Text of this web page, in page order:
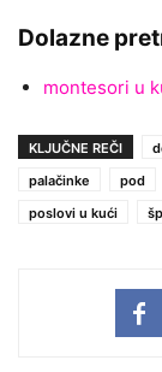
Dolazne
montesori u
KLJUČNE REČI
palačinke
pod
poslovi u kući